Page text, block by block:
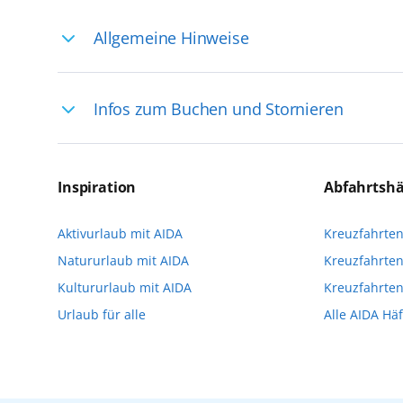
Allgemeine Hinweise
selten, sodass dort englischsprachige
das Reiseerlebnis
Infos zum Buchen und Stornieren
Reservierungsanfrage über aida.de/
Verfügung stehen. Deshalb empfehlen
vorzunehmen.
Inspiration
Aktivurlaub mit AIDA
Natururlaub mit AIDA
Kultururlaub mit AIDA
Urlaub für alle
Alle AIDA